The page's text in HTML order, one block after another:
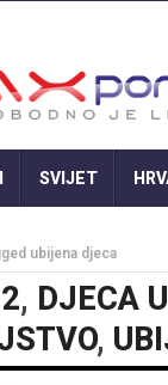
SVIJET
ubijena djeca
, DJECA
,